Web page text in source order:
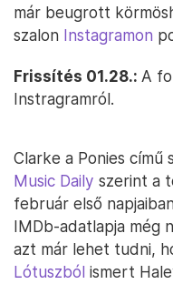
már beugrott
szalon Instagramon
Frissítés 01.28.: A
Instragramról.
Clarke a Ponies című
Music Daily szerint a
február első
IMDb-adatlapja még
azt már lehet tudni,
Lótuszból ismert